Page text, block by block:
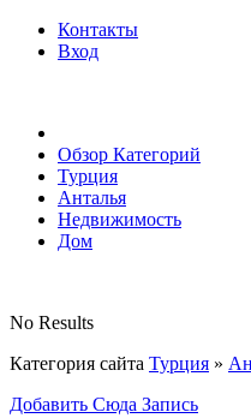
Контакты
Вход
Обзор Категорий
Турция
Анталья
Недвижимость
Дом
No Results
Категория сайта Турция »
Добавить Сюда Запись